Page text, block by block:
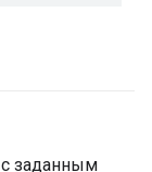
с заданным